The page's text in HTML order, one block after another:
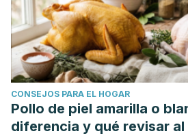
CONSEJOS PARA EL HOGAR
Pollo de piel amarilla o
diferencia y qué revisar